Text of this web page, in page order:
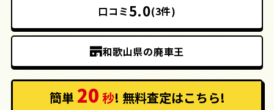
口コミ5.0(3件)
和歌山県の廃車王
簡単 20 秒! 無料査定はこちら!